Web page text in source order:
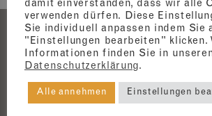
damit einverstanden, dass wir alle
verwenden dürfen. Diese
Sie individuell anpassen indem Sie
"Einstellungen bearbeiten" klicken.
Informationen finden Sie in
Datenschutzerklärung.
Alle annehmen Einstellungen